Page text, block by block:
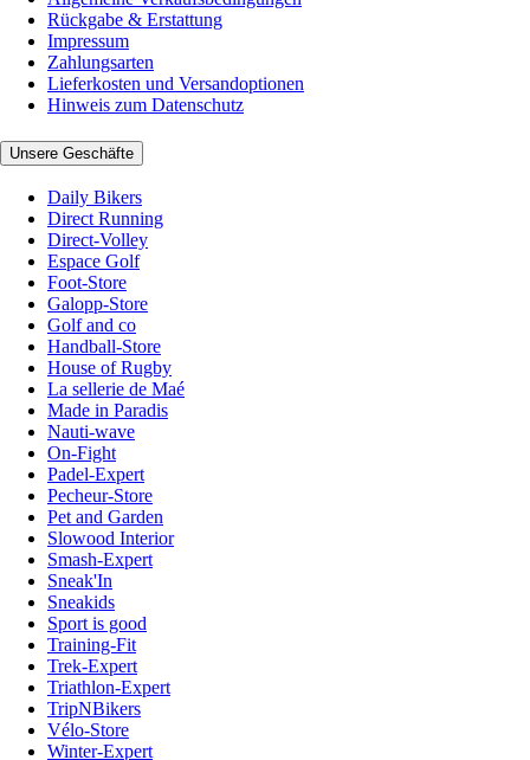
Rückgabe & Erstattung
Impressum
Zahlungsarten
Lieferkosten und Versandoptionen
Hinweis zum Datenschutz
Unsere Geschäfte
Daily Bikers
Direct Running
Direct-Volley
Espace Golf
Foot-Store
Galopp-Store
Golf and co
Handball-Store
House of Rugby
La sellerie de Maé
Made in Paradis
Nauti-wave
On-Fight
Padel-Expert
Pecheur-Store
Pet and Garden
Slowood Interior
Smash-Expert
Sneak'In
Sneakids
Sport is good
Training-Fit
Trek-Expert
Triathlon-Expert
TripNBikers
Vélo-Store
Winter-Expert